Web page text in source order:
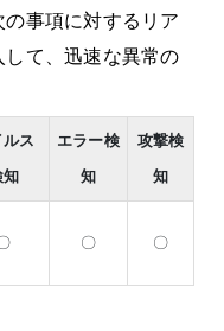
事項に対するリア
て、迅速な異常の
ス
知
エラー検
知
攻撃検
知
〇 〇